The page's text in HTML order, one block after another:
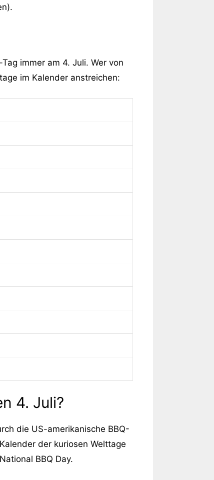
immer am 4. Juli. Wer von
im Kalender anstreichen:
4. Juli?
die US-amerikanische BBQ-
der kuriosen Welttage
BBQ Day.